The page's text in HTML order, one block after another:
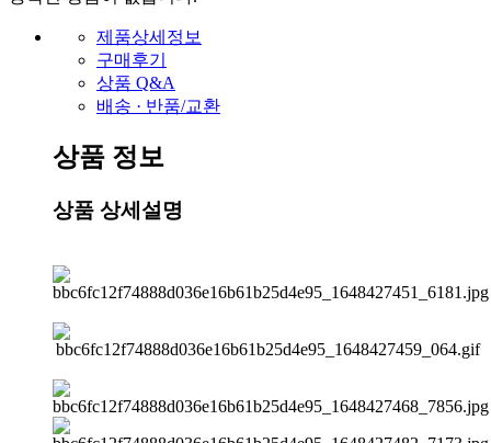
제품상세정보
구매후기
상품 Q&A
배송 · 반품/교환
상품 정보
상품 상세설명